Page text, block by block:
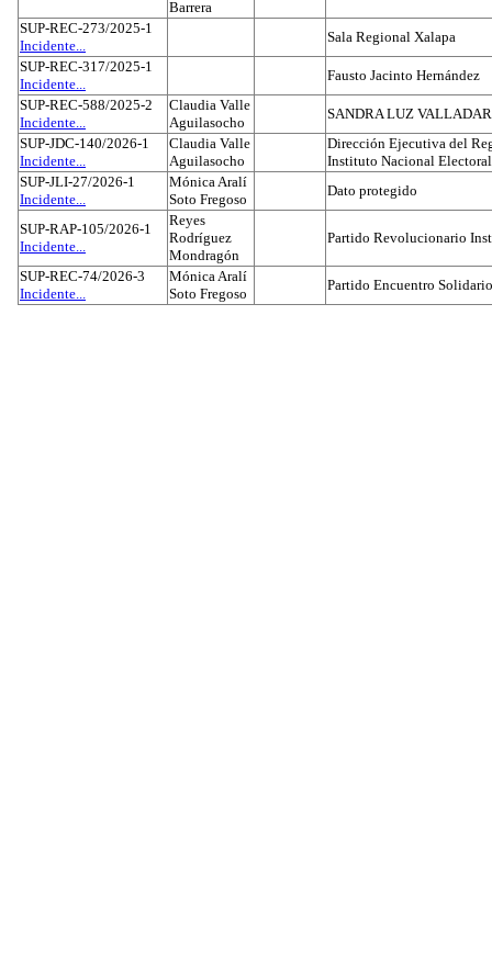
Barrera
SUP-REC-273/2025-1
Incidente...
Sala Regional Xalapa
SUP-REC-317/2025-1
Incidente...
Fausto Jacinto Hernández
SUP-REC-588/2025-2
Incidente...
Claudia Valle
Aguilasocho
SANDRA LUZ
SUP-JDC-140/2026-1
Incidente...
Claudia Valle
Aguilasocho
Dirección Ejecutiva del
Instituto Nacional Electoral
SUP-JLI-27/2026-1
Incidente...
Mónica Aralí
Soto Fregoso
Dato protegido
SUP-RAP-105/2026-1
Incidente...
Reyes
Rodríguez
Mondragón
Partido Revolucionario
SUP-REC-74/2026-3
Incidente...
Mónica Aralí
Soto Fregoso
Partido Encuentro